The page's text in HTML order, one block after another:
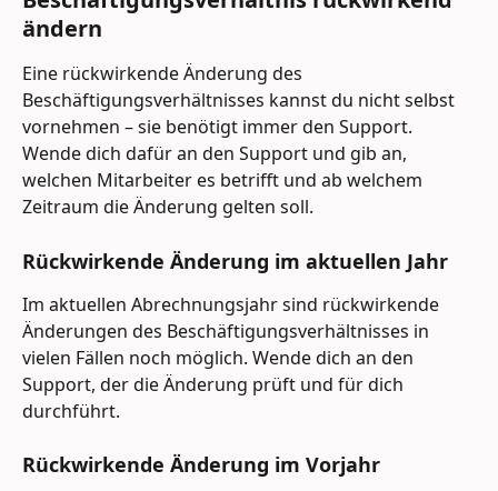
ändern
Eine rückwirkende Änderung des
Beschäftigungsverhältnisses kannst du nicht selbst
vornehmen – sie benötigt immer den Support.
Wende dich dafür an den Support und gib an,
welchen Mitarbeiter es betrifft und ab welchem
Zeitraum die Änderung gelten soll.
Rückwirkende Änderung im aktuellen Jahr
Im aktuellen Abrechnungsjahr sind rückwirkende
Änderungen des Beschäftigungsverhältnisses in
vielen Fällen noch möglich. Wende dich an den
Support, der die Änderung prüft und für dich
durchführt.
Rückwirkende Änderung im Vorjahr